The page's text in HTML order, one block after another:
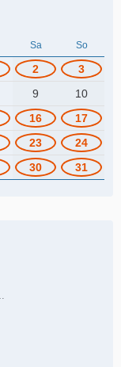
Sa So
2
3
9
10
16
17
23
24
30 31